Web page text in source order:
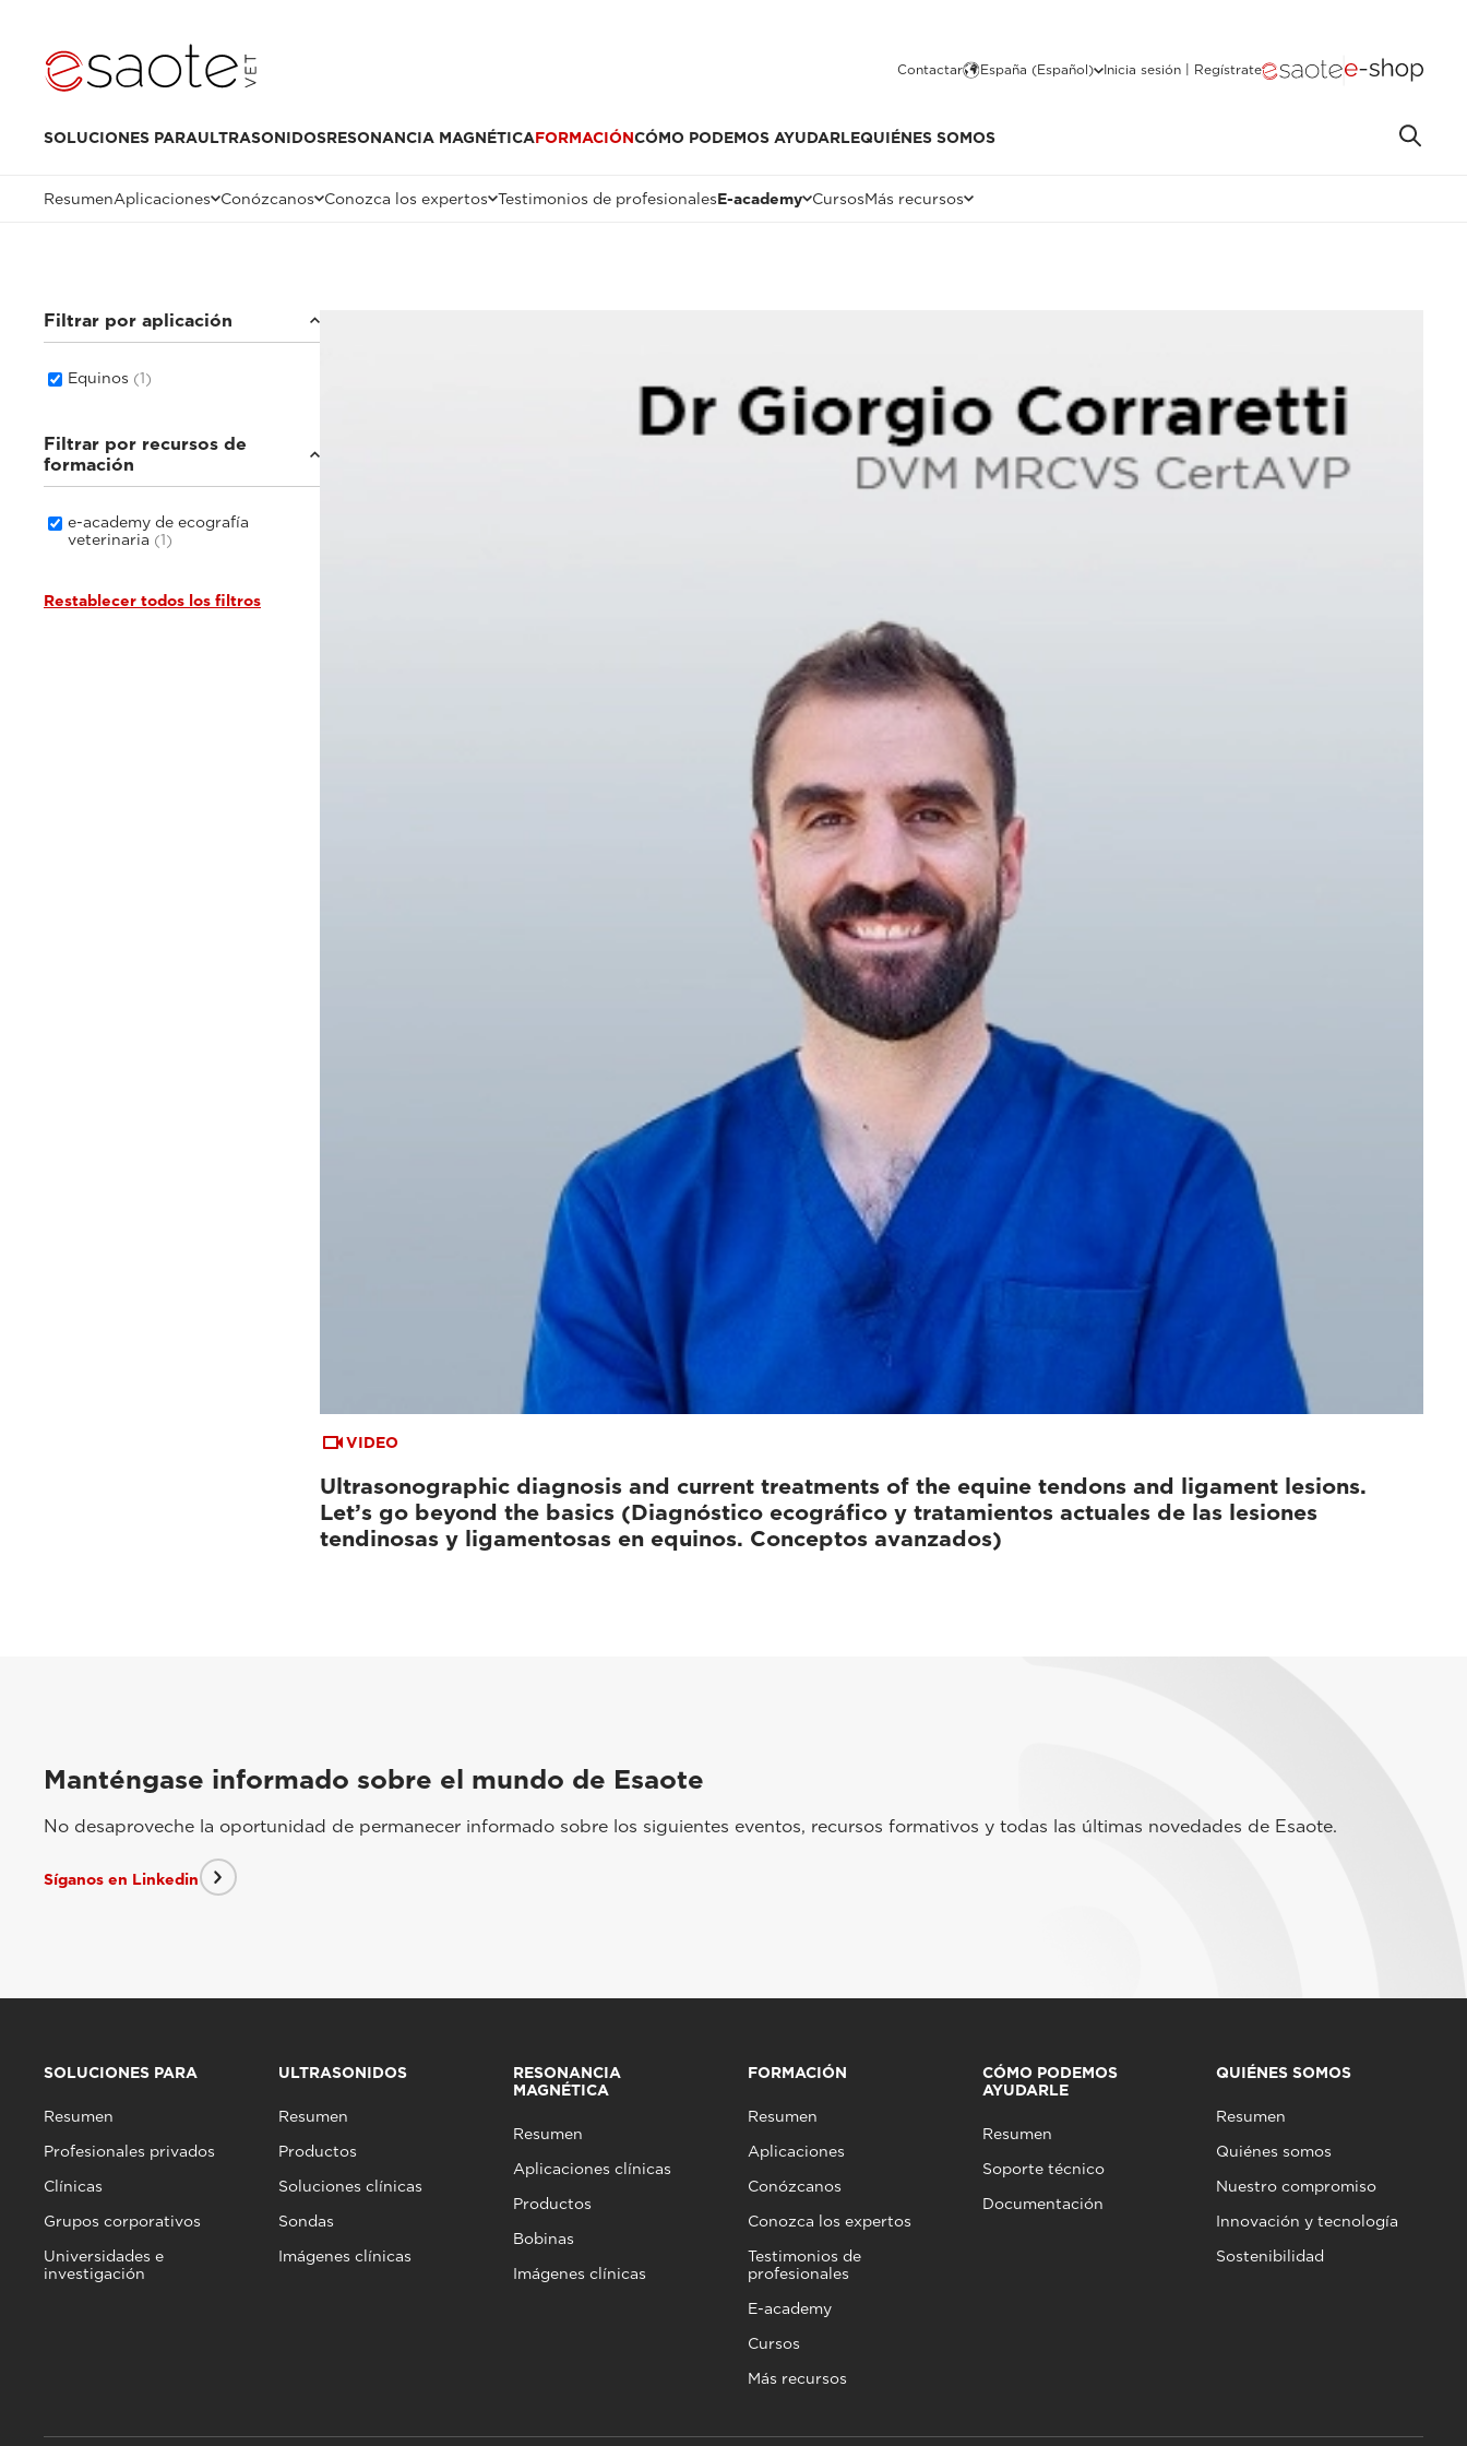
Contactar España (Español) Inicia sesión | Regístrate
SOLUCIONES PARAULTRASONIDOSRESONANCIA MAGNÉTICAFORMACIÓNCÓMO PODEMOS AYUDARLEQUIÉNES SOMOS
ResumenAplicaciones Conózcanos Conozca los expertos Testimonios de profesionalesE-academy CursosMás recursos
Filtrar por aplicación
Equinos (1)
Filtrar por recursos de
formación
e-academy de ecografía
veterinaria (1)
Restablecer todos los filtros
VIDEO
Ultrasonographic diagnosis and current treatments of the equine tendons and ligament lesions.
Let’s go beyond the basics (Diagnóstico ecográfico y tratamientos actuales de las lesiones
tendinosas y ligamentosas en equinos. Conceptos avanzados)
Manténgase informado sobre el mundo de Esaote
No desaproveche la oportunidad de permanecer informado sobre los siguientes eventos, recursos formativos y todas las últimas novedades de Esaote.
Síganos en Linkedin
SOLUCIONES PARA
Resumen
Profesionales privados
Clínicas
Grupos corporativos
Universidades e
investigación
ULTRASONIDOS
Resumen
Productos
Soluciones clínicas
Sondas
Imágenes clínicas
RESONANCIA
MAGNÉTICA
Resumen
Aplicaciones clínicas
Productos
Bobinas
Imágenes clínicas
FORMACIÓN
Resumen
Aplicaciones
Conózcanos
Conozca los expertos
Testimonios de
profesionales
E-academy
Cursos
Más recursos
CÓMO PODEMOS
AYUDARLE
Resumen
Soporte técnico
Documentación
QUIÉNES SOMOS
Resumen
Quiénes somos
Nuestro compromiso
Innovación y tecnología
Sostenibilidad